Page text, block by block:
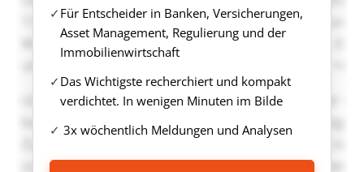
Für Entscheider in Banken, Versicherungen,
Asset Management, Regulierung und der
Immobilienwirtschaft
Das Wichtigste recherchiert und kompakt
verdichtet. In wenigen Minuten im Bilde
3x wöchentlich Meldungen und Analysen